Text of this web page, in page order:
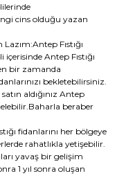
cins olduğu yazan
Fıstığı
Antep Fıstığı
bir zamanda
bekletebilirsiniz.
aldığınız Antep
beraber
fidanlarını her bölgeye
rahatlıkla yetişebilir.
yavaş bir gelişim
1 yıl sonra oluşan